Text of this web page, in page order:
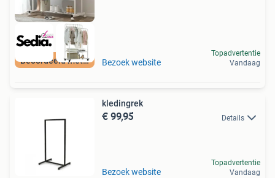
Beoordeeld met 9+ Bezoek website
Topadvertentie
Vandaag
kledingrek
€ 99,95 Details
Bezoek website
Topadvertentie
Vandaag